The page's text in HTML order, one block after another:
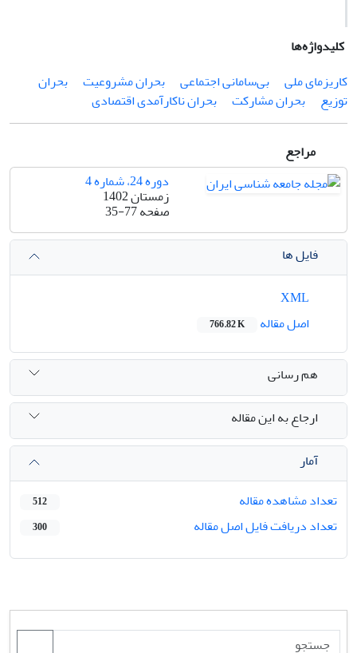
کلیدواژه‌ها
کاریزمای ملی
بی‌سامانی اجتماعی بحران مشروعیت
بحران
توزیع
بحران مشارکت بحران ناکارآمدی اقتصادی
مراجع
دوره 24، شماره 4
زمستان 1402
صفحه35-77
فایل ها
اصل مقاله
766.82 K
هم رسانی
ارجاع به این مقاله
آمار
تعداد مشاهده مقاله
512
تعداد دریافت فایل اصل مقاله 300